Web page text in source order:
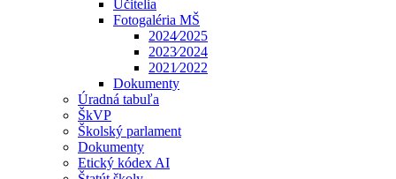
Učitelia
Fotogaléria MŠ
2024⁄2025
2023⁄2024
2021⁄2022
Dokumenty
Úradná tabuľa
ŠkVP
Školský parlament
Dokumenty
Etický kódex AI